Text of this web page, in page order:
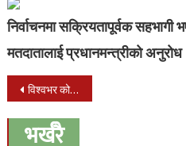
निर्वाचनमा सक्रियतापूर्वक सहभागी
मतदातालाई प्रधानमन्त्रीको अनुरोध
Post
navigation
विश्वभर कोरोना महामारीले भोकमरीको जोखिम
भर्खरै